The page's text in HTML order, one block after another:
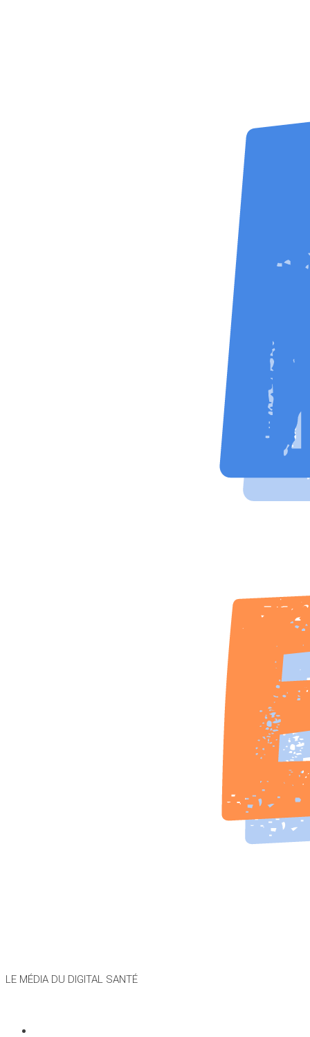
LE MÉDIA DU DIGITAL SANTÉ